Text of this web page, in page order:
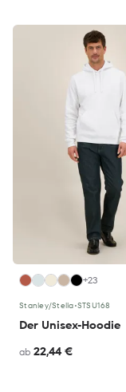
+23
Stanley/Stella•STSU168
Der Unisex-Hoodie
ab 22,44 €